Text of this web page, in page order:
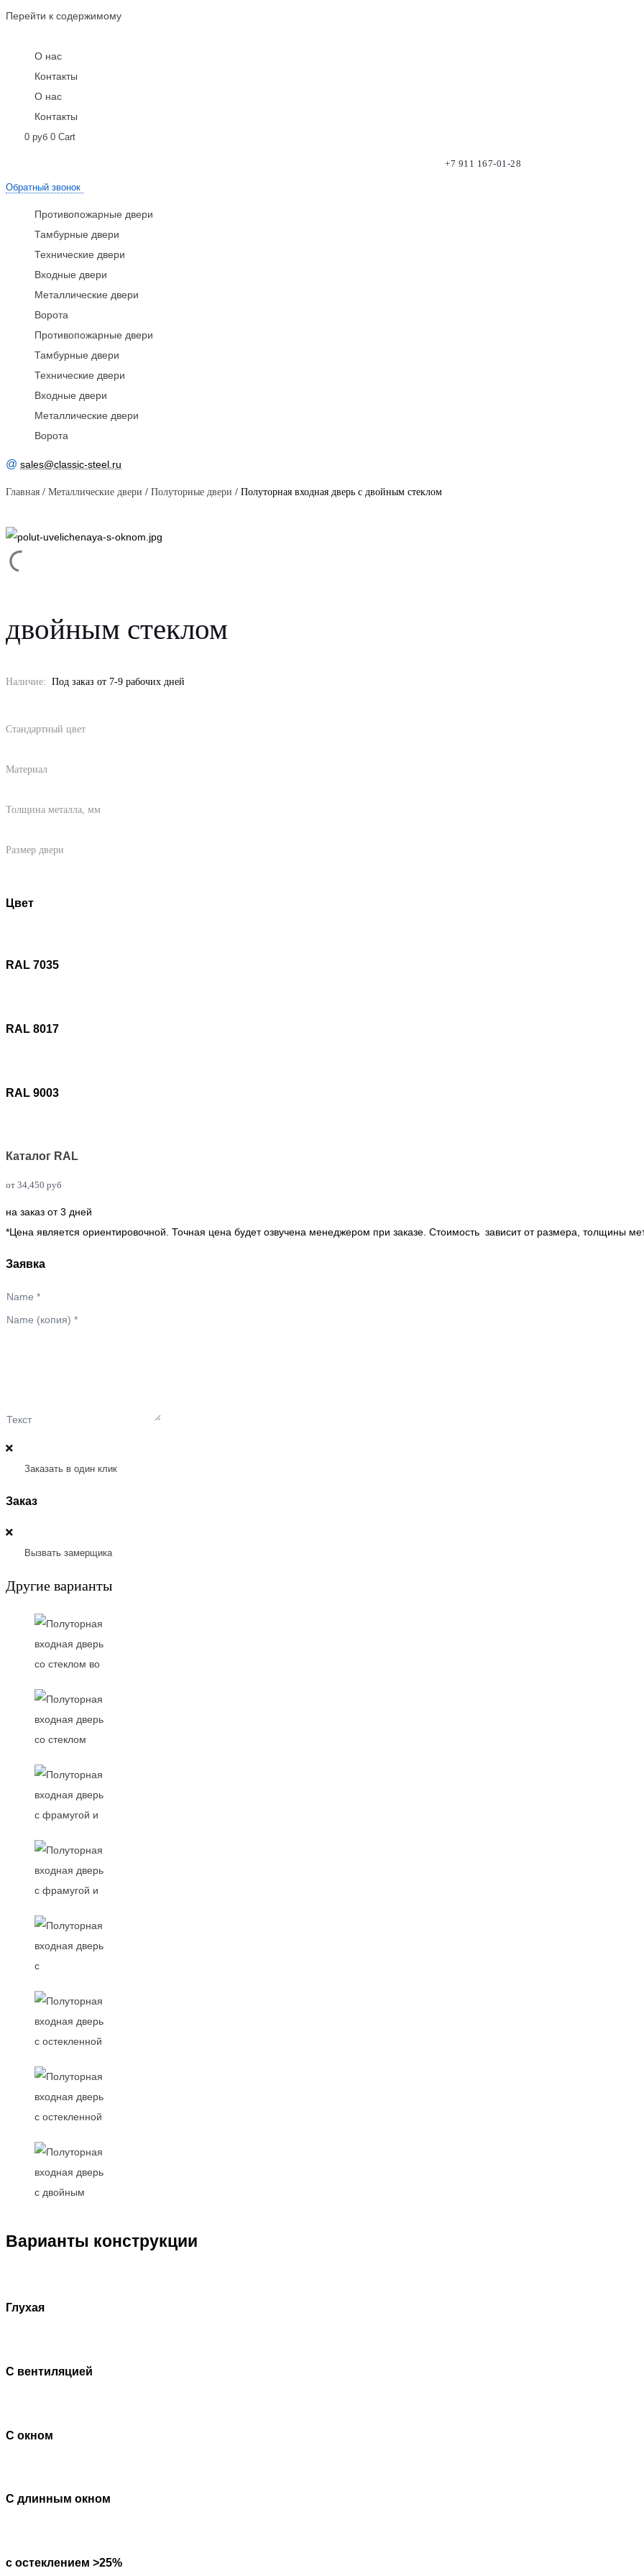
Перейти к содержимому
О нас
Контакты
О нас
Контакты
0 руб 0 Cart
+7 911 167-01-28
Обратный звонок
Противопожарные двери
Тамбурные двери
Технические двери
Входные двери
Металлические двери
Ворота
Противопожарные двери
Тамбурные двери
Технические двери
Входные двери
Металлические двери
Ворота
@ sales@classic-steel.ru
Главная / Металлические двери / Полуторные двери / Полуторная входная дверь с двойным стеклом
двойным стеклом
Наличие: Под заказ от 7-9 рабочих дней
Стандартный цвет
Материал
Толщина металла, мм
Размер двери
Цвет
RAL 7035
RAL 8017
RAL 9003
Каталог RAL
от 34,450 руб
на заказ от 3 дней
*Цена является ориентировочной. Точная цена будет озвучена менеджером при заказе. Стоимость зависит от размера, толщины
Заявка
Name *
Name (копия) *
Текст
Заказать в один клик
Заказ
Вызвать замерщика
Другие варианты
Варианты конструкции
Глухая
С вентиляцией
С окном
С длинным окном
с остеклением >25%